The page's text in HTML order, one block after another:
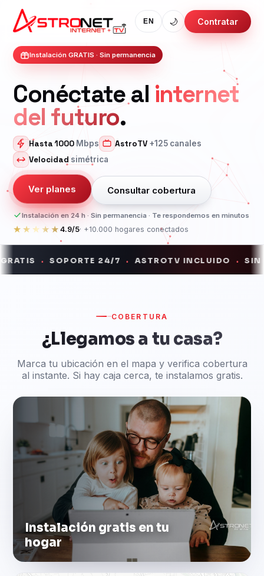
EN 🌙 Contratar
Instalación GRATIS · Sin permanencia
Conéctate al internet
del futuro.
Hasta 1000 Mbps AstroTV +125 canales
Velocidad simétrica
Ver planes Consultar cobertura
Instalación en 24 h · Sin permanencia · Te respondemos en minutos
★★★★★ 4.9/5· +10.000 hogares conectados
PLANES DESDE
$15,40
Internet + TV
SOPORTE 24/7• ASTROTV INCLUIDO •SIN CORTES
COBERTURA
¿Llegamos a tu casa?
Marca tu ubicación en el mapa y verifica cobertura
al instante. Si hay caja cerca, te instalamos gratis.
Instalación gratis en tu
hogar